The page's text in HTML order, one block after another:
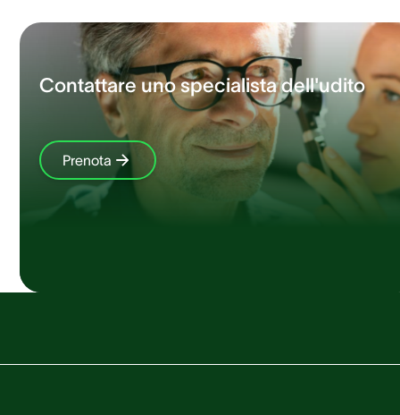
Contattare uno specialista dell'udito
Prenota